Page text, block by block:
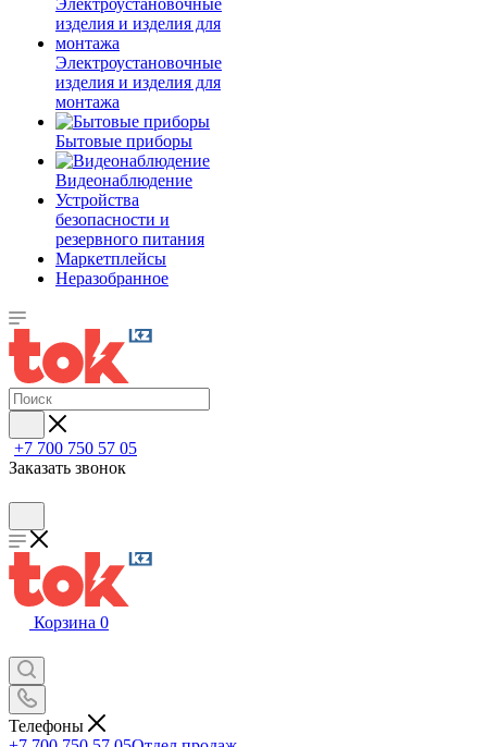
Электроустановочные
изделия и изделия для
монтажа
Бытовые приборы
Видеонаблюдение
Устройства
безопасности и
резервного питания
Маркетплейсы
Неразобранное
+7 700 750 57 05
Заказать звонок
Корзина 0
Телефоны